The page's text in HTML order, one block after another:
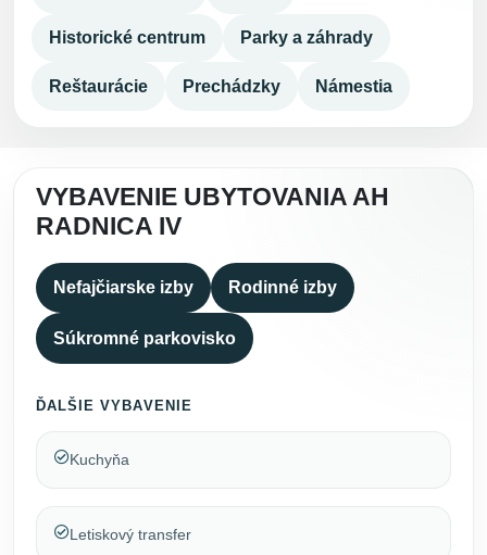
Historické centrum Parky a záhrady
Reštaurácie Prechádzky Námestia
VYBAVENIE UBYTOVANIA AH
RADNICA IV
Nefajčiarske izby Rodinné izby
Súkromné parkovisko
ĎALŠIE VYBAVENIE
Kuchyňa
Letiskový transfer